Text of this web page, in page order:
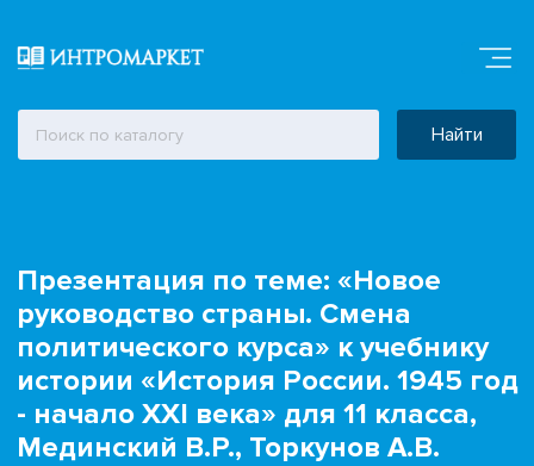
Найти
Презентация по теме: «Новое
руководство страны. Смена
политического курса» к учебнику
истории «История России. 1945 год
- начало XXI века» для 11 класса,
Мединский В.Р., Торкунов А.В.